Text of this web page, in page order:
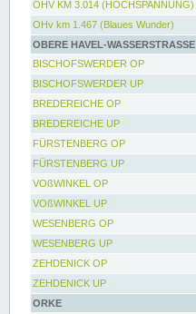
OHV KM 3.014 (HOCHSPANNUNG)
OHv km 1.467 (Blaues Wunder)
OBERE HAVEL-WASSERSTRASSE
BISCHOFSWERDER OP
BISCHOFSWERDER UP
BREDEREICHE OP
BREDEREICHE UP
FÜRSTENBERG OP
FÜRSTENBERG UP
VOßWINKEL OP
VOßWINKEL UP
WESENBERG OP
WESENBERG UP
ZEHDENICK OP
ZEHDENICK UP
ORKE